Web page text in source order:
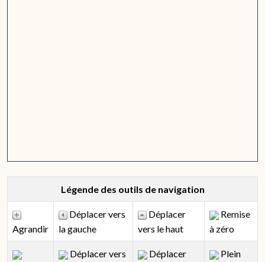
Légende des outils de navigation
Agrandir
Déplacer vers
la gauche
Déplacer
vers le haut
Remise
à zéro
Déplacer vers
Déplacer
Plein